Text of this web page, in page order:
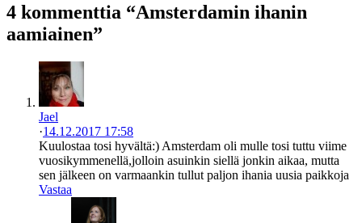
4 kommenttia “Amsterdamin ihanin
aamiainen”
Jael
·14.12.2017 17:58
Kuulostaa tosi hyvältä:) Amsterdam oli mulle tosi tuttu viime
vuosikymmenellä,jolloin asuinkin siellä jonkin aikaa, mutta
sen jälkeen on varmaankin tullut paljon ihania uusia paikkoja
Vastaa